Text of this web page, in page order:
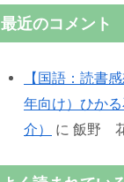
最近のコメント
【国語：読書
年向け）ひか
介）
に 飯野